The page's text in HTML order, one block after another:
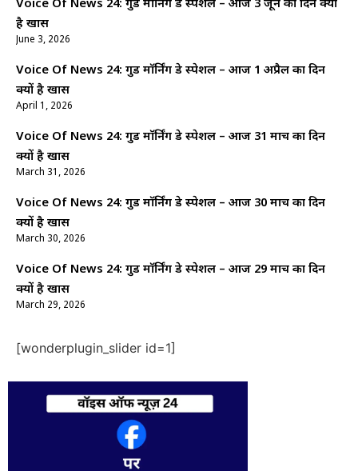
Voice Of News 24: गुड माॅर्निंग डे स्पेशल – आज 3 जून का दिन क्यों
है खास
June 3, 2026
Voice Of News 24: गुड माॅर्निंग डे स्पेशल – आज 1 अप्रैल का दिन
क्यों है खास
April 1, 2026
Voice Of News 24: गुड माॅर्निंग डे स्पेशल – आज 31 मार्च का दिन
क्यों है खास
March 31, 2026
Voice Of News 24: गुड माॅर्निंग डे स्पेशल – आज 30 मार्च का दिन
क्यों है खास
March 30, 2026
Voice Of News 24: गुड माॅर्निंग डे स्पेशल – आज 29 मार्च का दिन
क्यों है खास
March 29, 2026
[wonderplugin_slider id=1]